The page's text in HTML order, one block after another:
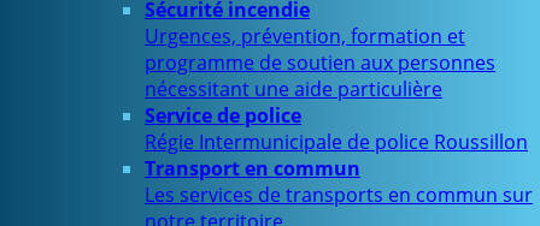
Sécurité incendie
Urgences, prévention, formation et
programme de soutien aux personnes
nécessitant une aide particulière
Service de police
Régie Intermunicipale de police Roussillon
Transport en commun
Les services de transports en commun sur